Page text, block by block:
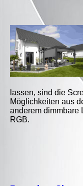
lassen, sind die
Möglichkeiten aus
anderem dimmbare
RGB.